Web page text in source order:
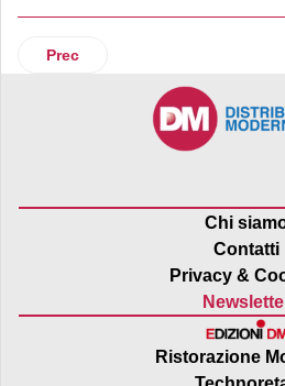
Articolo precedente: Marco
Prec
Chi
Contatti
Privacy &
Ristorazione